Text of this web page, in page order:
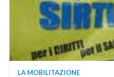
LA MOBILITAZIONE